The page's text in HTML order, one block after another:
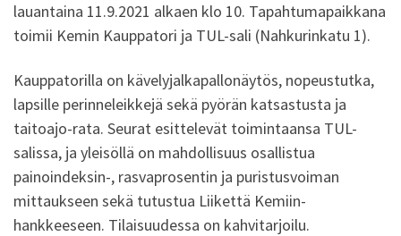
lauantaina 11.9.2021 alkaen klo 10. Tapahtumapaikkana
toimii Kemin Kauppatori ja TUL-sali (Nahkurinkatu 1).
Kauppatorilla on kävelyjalkapallonäytös, nopeustutka,
lapsille perinneleikkejä sekä pyörän katsastusta ja
taitoajo-rata. Seurat esittelevät toimintaansa TUL-
salissa, ja yleisöllä on mahdollisuus osallistua
painoindeksin-, rasvaprosentin ja puristusvoiman
mittaukseen sekä tutustua Liikettä Kemiin-
hankkeeseen. Tilaisuudessa on kahvitarjoilu.